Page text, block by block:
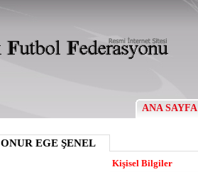
ANA SAYFA
ONUR EGE ŞENEL
Kişisel Bilgiler